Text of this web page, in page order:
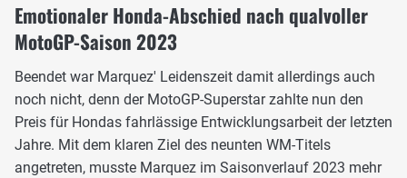
Emotionaler Honda-Abschied nach qualvoller
MotoGP-Saison 2023
Beendet war Marquez' Leidenszeit damit allerdings auch
noch nicht, denn der MotoGP-Superstar zahlte nun den
Preis für Hondas fahrlässige Entwicklungsarbeit der letzten
Jahre. Mit dem klaren Ziel des neunten WM-Titels
angetreten, musste Marquez im Saisonverlauf 2023 mehr